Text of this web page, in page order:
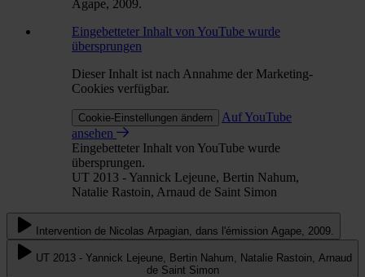
Agape, 2009.
Eingebetteter Inhalt von YouTube wurde
übersprungen
Dieser Inhalt ist nach Annahme der Marketing-
Cookies verfügbar.
Cookie-Einstellungen ändern
Auf YouTube
ansehen
Eingebetteter Inhalt von YouTube wurde
übersprungen.
UT 2013 - Yannick Lejeune, Bertin Nahum,
Natalie Rastoin, Arnaud de Saint Simon
Intervention de Nicolas Arpagian, dans l'émission Agape, 2009.
UT 2013 - Yannick Lejeune, Bertin Nahum, Natalie Rastoin, Arnaud
de Saint Simon